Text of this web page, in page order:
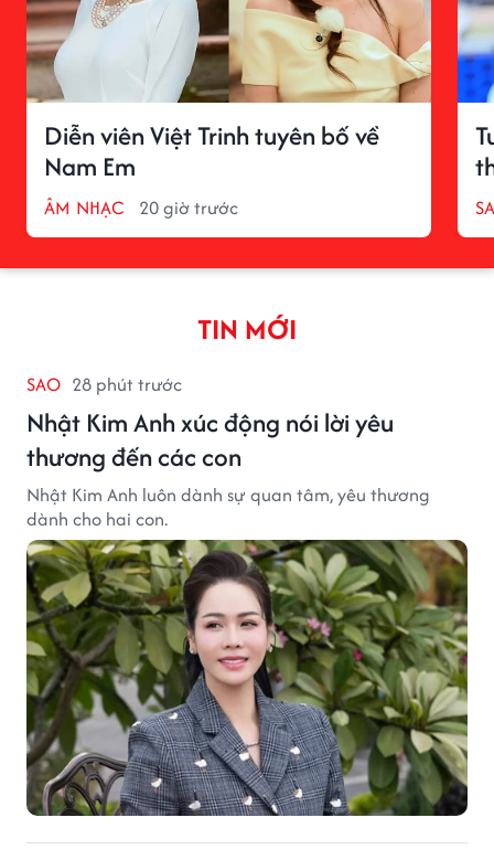
Diễn viên Việt Trinh tuyên bố về
Nam Em
ÂM NHẠC 20 giờ trước
TIN MỚI
SAO 28 phút trước
Nhật Kim Anh xúc động nói lời yêu
thương đến các con
Nhật Kim Anh luôn dành sự quan tâm, yêu thương
dành cho hai con.